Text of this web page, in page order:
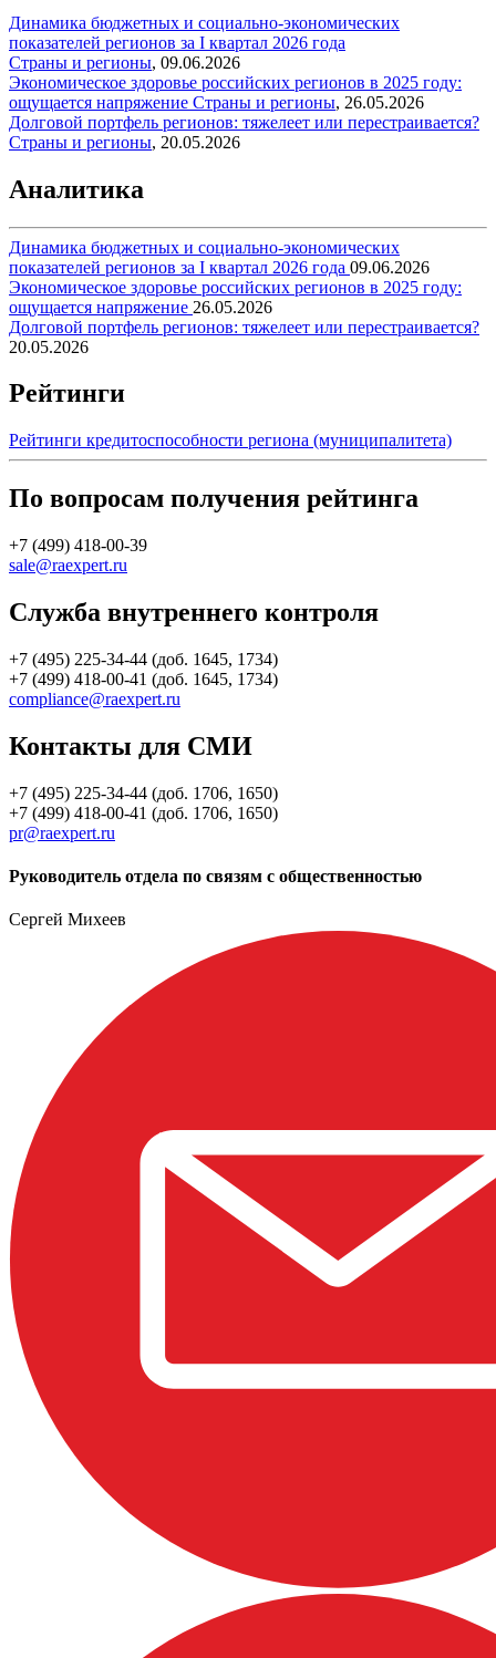
Динамика бюджетных и социально-экономических
показателей регионов за I квартал 2026 года
Страны и регионы, 09.06.2026
Экономическое здоровье российских регионов в 2025 году:
ощущается напряжение Страны и регионы, 26.05.2026
Долговой портфель регионов: тяжелеет или перестраивается?
Страны и регионы, 20.05.2026
Аналитика
Динамика бюджетных и социально-экономических
показателей регионов за I квартал 2026 года 09.06.2026
Экономическое здоровье российских регионов в 2025 году:
ощущается напряжение 26.05.2026
Долговой портфель регионов: тяжелеет или перестраивается?
20.05.2026
Рейтинги
Рейтинги кредитоспособности региона (муниципалитета)
По вопросам получения рейтинга
+7 (499) 418-00-39
sale@raexpert.ru
Служба внутреннего контроля
+7 (495) 225-34-44 (доб. 1645, 1734)
+7 (499) 418-00-41 (доб. 1645, 1734)
compliance@raexpert.ru
Контакты для СМИ
+7 (495) 225-34-44 (доб. 1706, 1650)
+7 (499) 418-00-41 (доб. 1706, 1650)
pr@raexpert.ru
Руководитель отдела по связям с общественностью
Сергей Михеев